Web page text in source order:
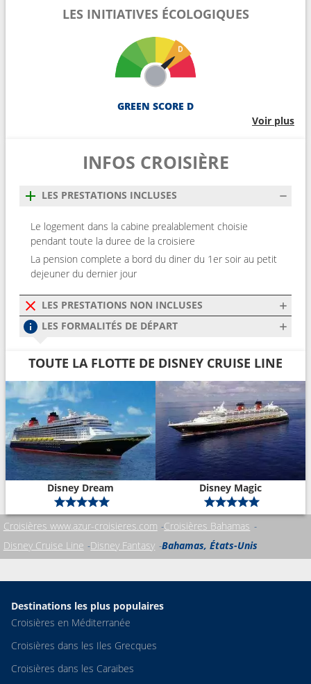
LES INITIATIVES ÉCOLOGIQUES
GREEN SCORE D
Voir plus
INFOS CROISIÈRE
LES PRESTATIONS INCLUSES
Le logement dans la cabine prealablement choisie
pendant toute la duree de la croisiere
La pension complete a bord du diner du 1er soir au petit
dejeuner du dernier jour
LES PRESTATIONS NON INCLUSES
LES FORMALITÉS DE DÉPART
TOUTE LA FLOTTE DE DISNEY CRUISE LINE
Disney Dream Disney Magic
Croisières www.azur-croisieres.com Croisières Bahamas
Disney Cruise Line Disney Fantasy Bahamas, États-Unis
Destinations les plus populaires
Croisières en Méditerranée
Croisières dans les Iles Grecques
Croisières dans les Caraibes